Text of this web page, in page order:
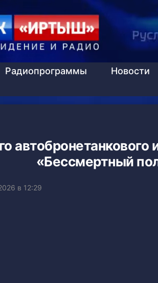
Радиопрограммы Новости
автобронетанкового
«Бессмертный
в 12:29